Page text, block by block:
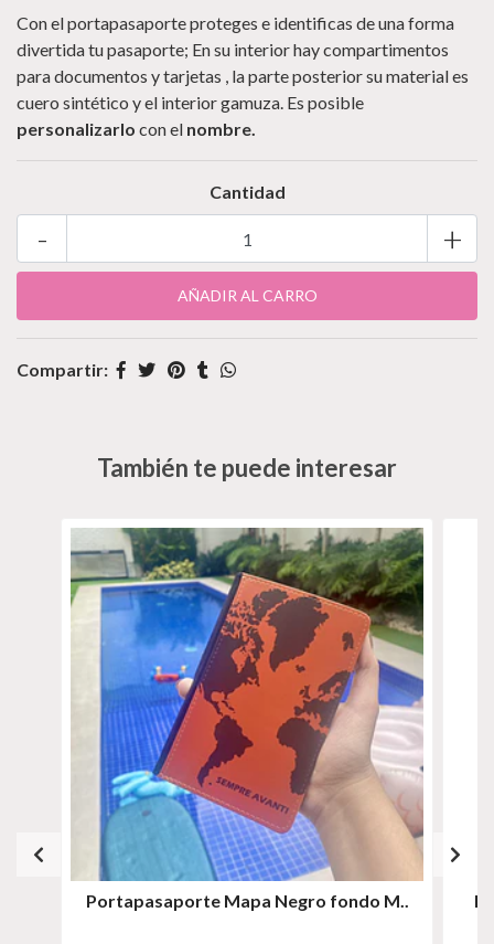
Con el portapasaporte proteges e identificas de una forma
divertida tu pasaporte; En su interior hay compartimentos
para documentos y tarjetas , la parte posterior su material es
cuero sintético y el interior gamuza. Es posible
personalizarlo con el nombre.
Cantidad
+
-
Compartir:
También te puede interesar
Portapasaporte Mapa Negro fondo M..